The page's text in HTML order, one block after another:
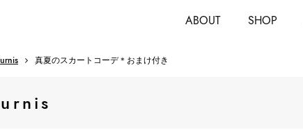
ABOUT SHOP
urnis 真夏のスカートコーデ＊おまけ付き
urnis